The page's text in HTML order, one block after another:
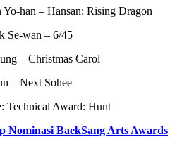
han – Hansan: Rising Dragon
Se-wan – 6/45
– Christmas Carol
– Next Sohee
Technical Award: Hunt
Nominasi BaekSang Arts Awards